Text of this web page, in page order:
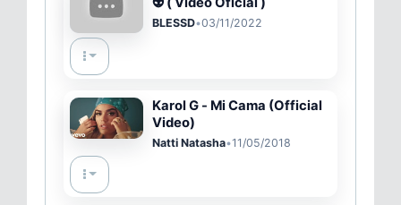
BLESSD•03/11/2022
Karol G - Mi Cama (Official
Video)
Natti Natasha•11/05/2018